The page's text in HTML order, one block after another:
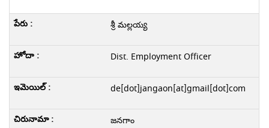
శ్రీ మల్లయ్య
Dist. Employment Officer
de[dot]jangaon[at]gmail[dot]com
జనగాం